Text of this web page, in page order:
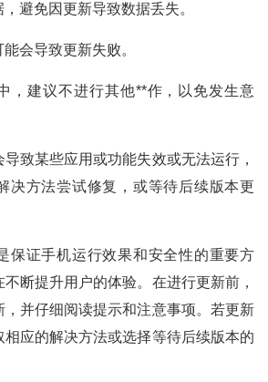
避免因更新导致数据丢失。
会导致更新失败。
，建议不进行其他**作，以免发生意
致某些应用或功能失效或无法运行，
决方法尝试修复，或等待后续版本更
保证手机运行效果和安全性的重要方
断提升用户的体验。在进行更新前，
，并仔细阅读提示和注意事项。若更新
相应的解决方法或选择等待后续版本的